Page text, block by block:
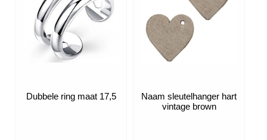
Dubbele ring maat 17,5
Naam sleutelhanger hart
vintage brown